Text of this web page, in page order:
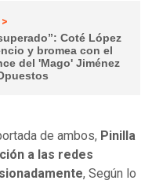
Coté López
y bromea con el
del 'Mago' Jiménez
de ambos, Pinilla
a las redes
, Según lo